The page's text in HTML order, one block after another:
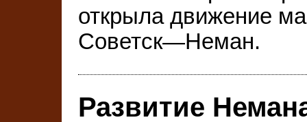
открыла движение
Советск—Неман.
Развитие